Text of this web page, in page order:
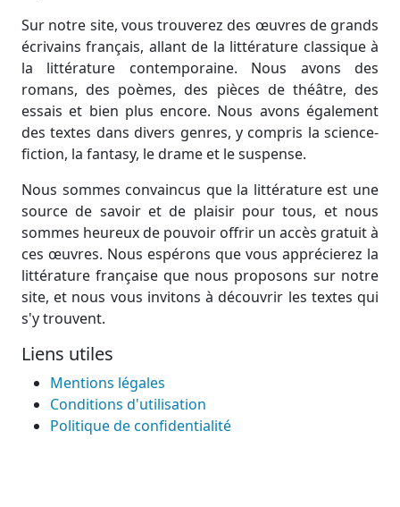
Sur notre site, vous trouverez des œuvres de grands
écrivains français, allant de la littérature classique à
la littérature contemporaine. Nous avons des
romans, des poèmes, des pièces de théâtre, des
essais et bien plus encore. Nous avons également
des textes dans divers genres, y compris la science-
fiction, la fantasy, le drame et le suspense.
Nous sommes convaincus que la littérature est une
source de savoir et de plaisir pour tous, et nous
sommes heureux de pouvoir offrir un accès gratuit à
ces œuvres. Nous espérons que vous apprécierez la
littérature française que nous proposons sur notre
site, et nous vous invitons à découvrir les textes qui
s'y trouvent.
Liens utiles
Mentions légales
Conditions d'utilisation
Politique de confidentialité